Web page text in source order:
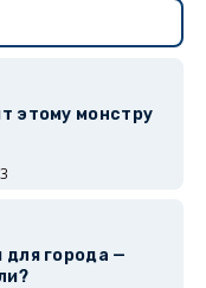
этому монстру
города —